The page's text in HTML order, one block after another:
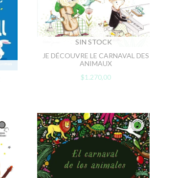
SIN STOCK
JE DÉCOUVRE LE CARNAVAL DES
ANIMAUX
$1.270,00